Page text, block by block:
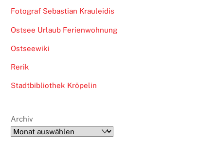
Fotograf Sebastian Krauleidis
Ostsee Urlaub Ferienwohnung
Ostseewiki
Rerik
Stadtbibliothek Kröpelin
Archiv